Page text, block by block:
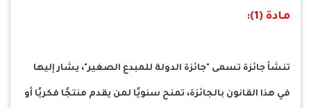
مادة (1):
تنشأ جائزة تسمى "جائزة الدولة للمبدع الصغير"، يشار إليها
في هذا القانون بالجائزة، تمنح سنويًا لمن يقدم منتجًا فكريًا أو